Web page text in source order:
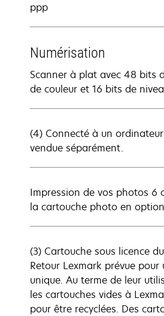
ppp
Numérisation
Scanner à plat avec 48 bits
de couleur et 16 bits de
(4) Connecté à un
vendue séparément.
Impression de vos photos 6
la cartouche photo en option
(3) Cartouche sous licence
Retour Lexmark prévue pour
unique. Au terme de leur
les cartouches vides à
pour être recyclées. Des